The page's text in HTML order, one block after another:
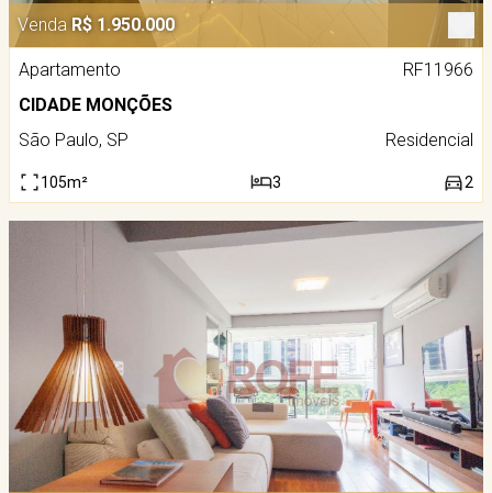
Venda R$ 1.950.000
Apartamento
RF11966
CIDADE MONÇÕES
São Paulo, SP
Residencial
105m² 3 2